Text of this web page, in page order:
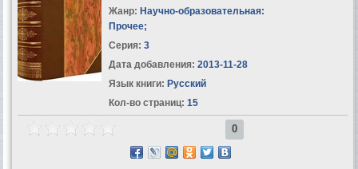
Жанр: Научно-образовательная:
Прочее;
Серия: 3
Дата добавления: 2013-11-28
Язык книги: Русский
Кол-во страниц: 15
0